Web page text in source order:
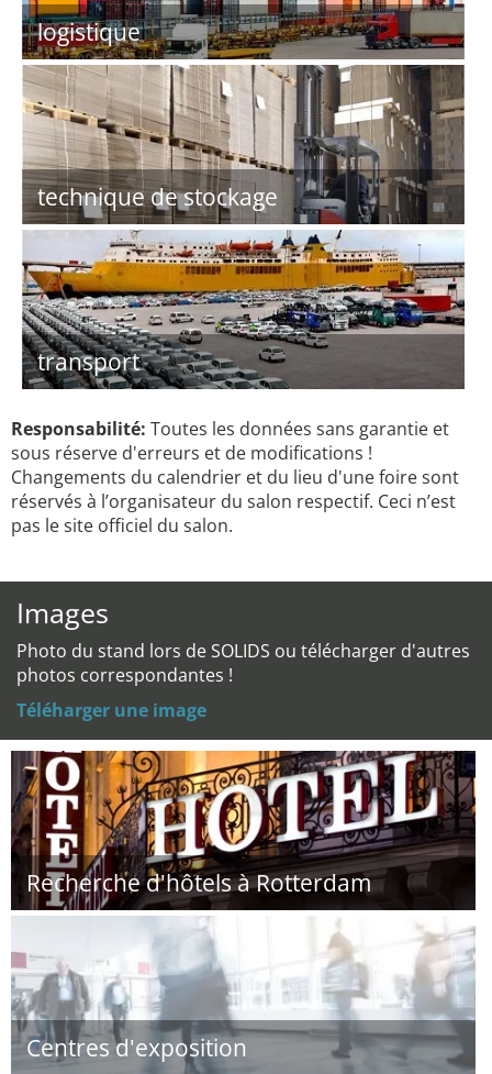
logistique
technique de stockage
transport
Responsabilité: Toutes les données sans garantie et
sous réserve d'erreurs et de modifications !
Changements du calendrier et du lieu d'une foire sont
réservés à l’organisateur du salon respectif. Ceci n’est
pas le site officiel du salon.
Images
Photo du stand lors de SOLIDS ou télécharger d'autres
photos correspondantes !
Téléharger une image
Recherche d'hôtels à Rotterdam
Centres d'exposition